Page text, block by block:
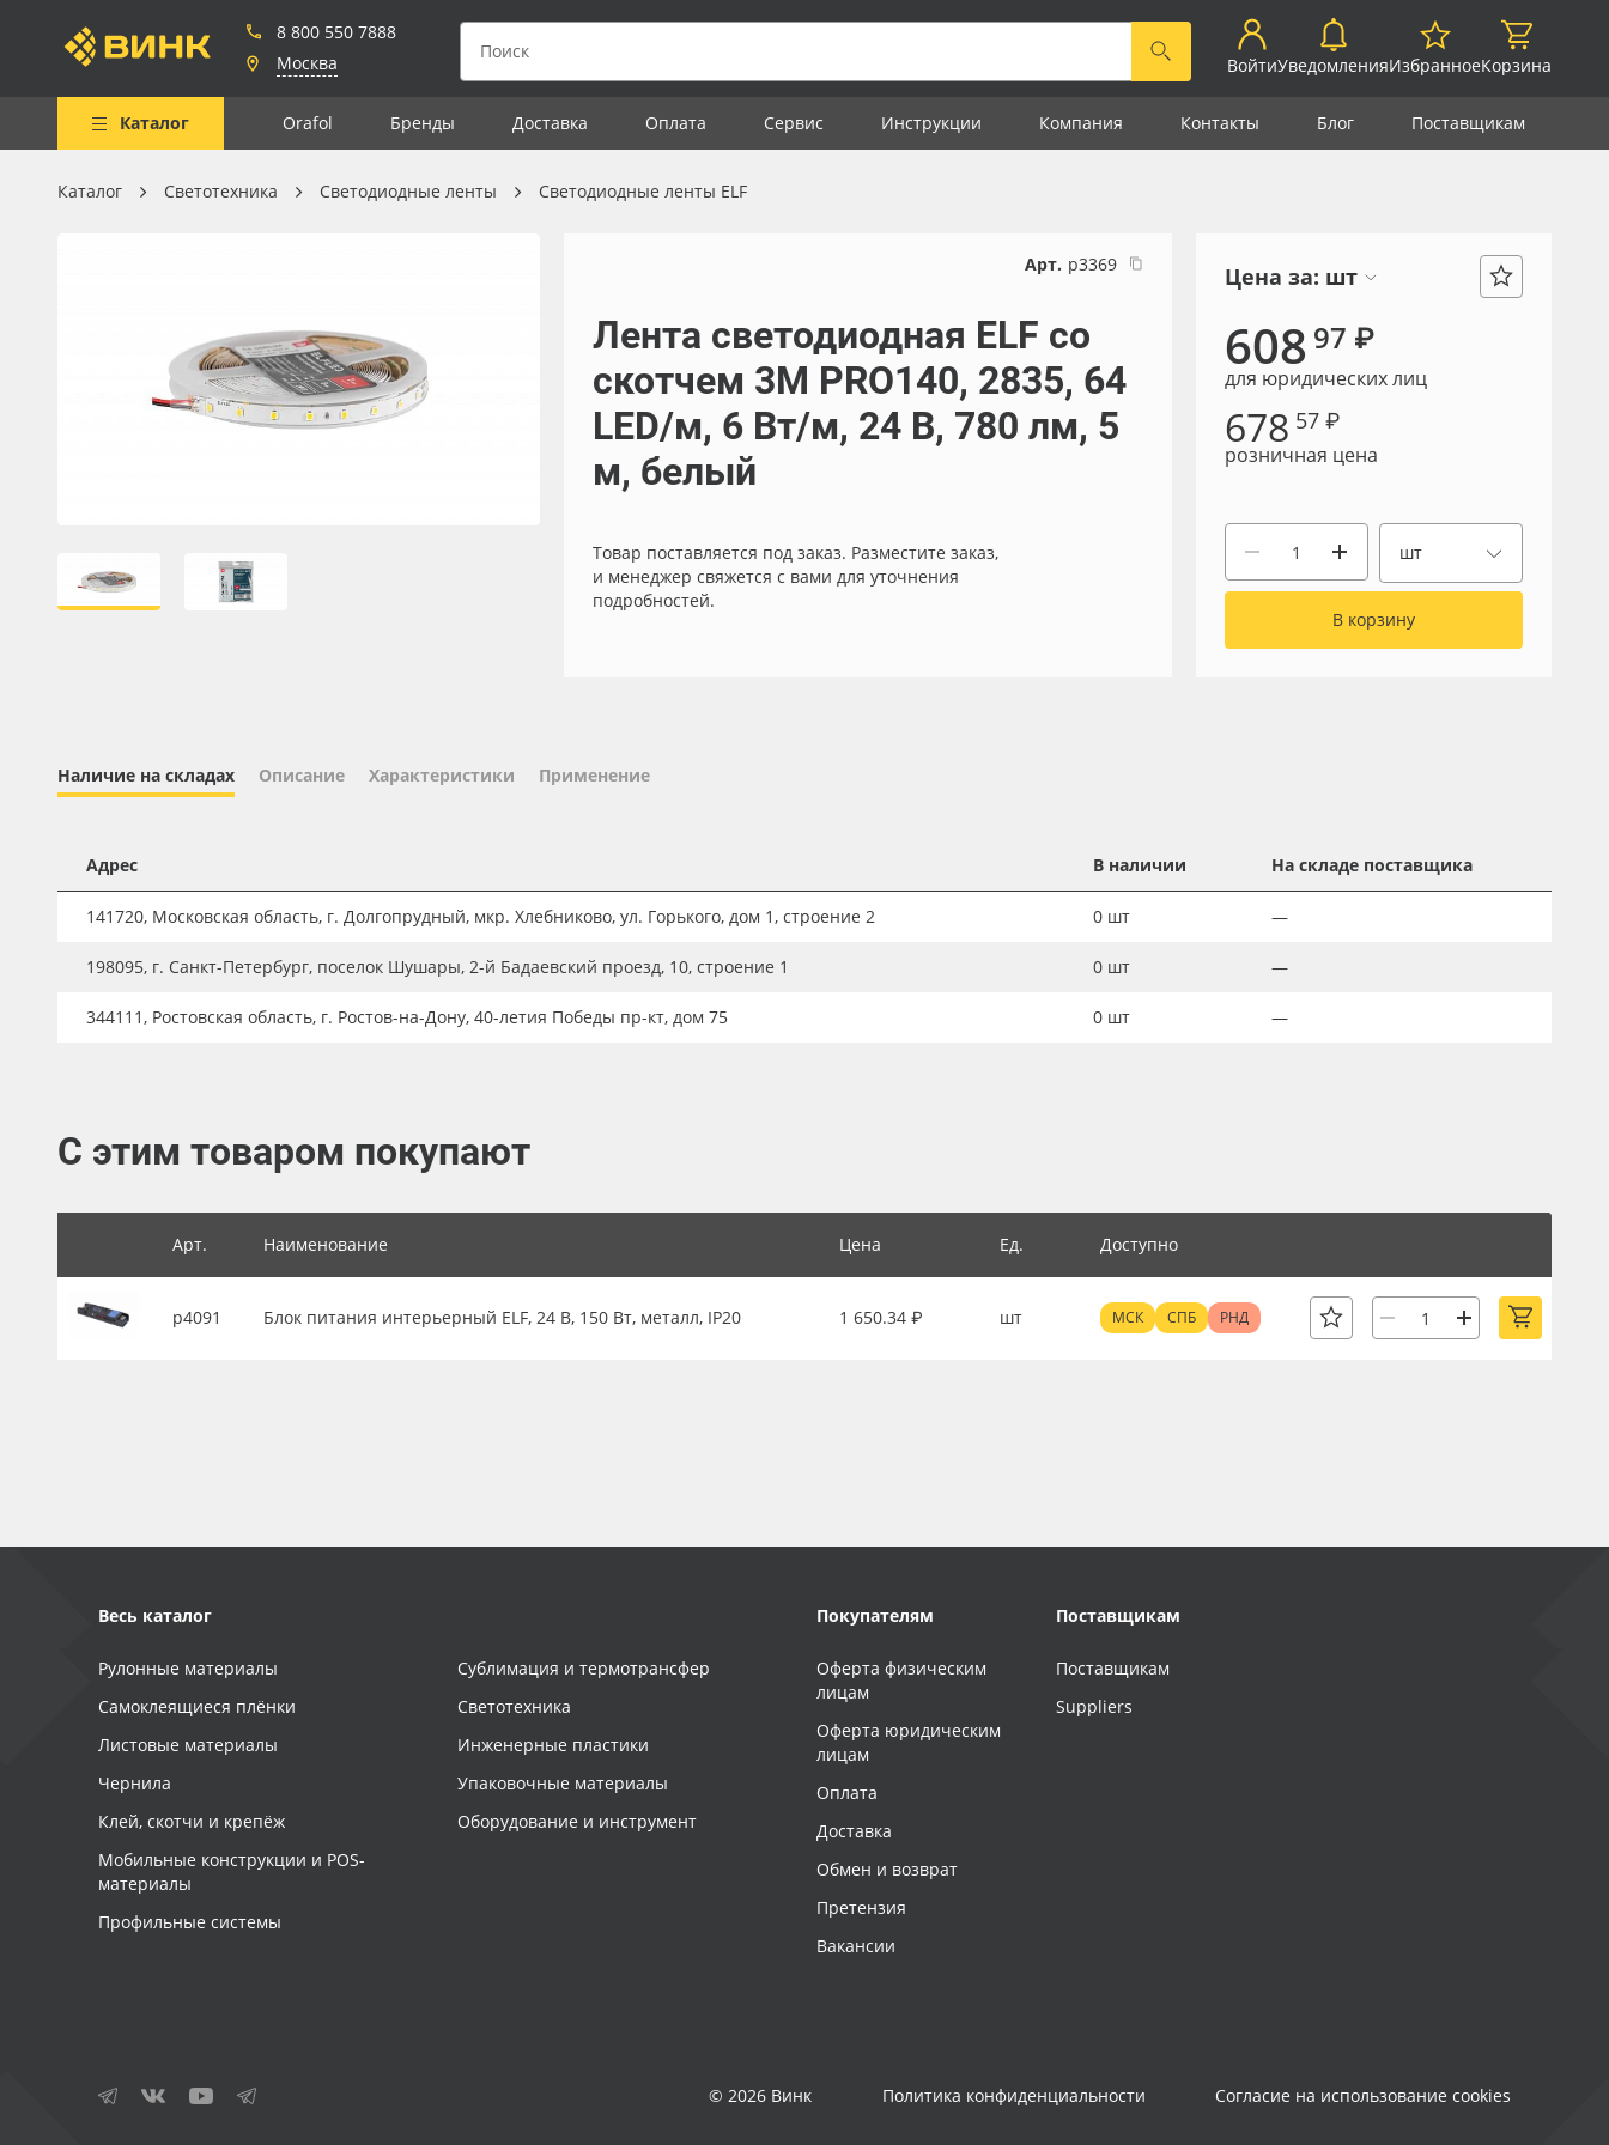
8 800 550 7888
Москва
ВойтиУведомленияИзбранноеКорзина
Каталог Orafol Бренды Доставка Оплата Сервис Инструкции Компания Контакты Блог Поставщикам
Весь каталог
Листовые материалы
Чернила
Клей, скотчи и крепёж
Сублимация и термотрансфер
Новинки ассортимента
Плёнка монтажная Oratape
ПЭТ листовой
ПЭТ бэклит
Заготовки для сувениров
Каталог Светотехника Светодиодные ленты Светодиодные ленты ELF
Арт. р3369
Лента светодиодная ELF со
скотчем 3М PRO140, 2835, 64
LED/м, 6 Вт/м, 24 В, 780 лм, 5
м, белый
Товар поставляется под заказ. Разместите заказ,
и менеджер свяжется с вами для уточнения
подробностей.
Цена за: шт
608 97 ₽
для юридических лиц
678 57 ₽
розничная цена
шт
В корзину
Наличие на складах Описание Характеристики Применение
Адрес В наличии На складе поставщика
141720, Московская область, г. Долгопрудный, мкр. Хлебниково, ул. Горького, дом 1, строение 2 0 шт —
198095, г. Санкт-Петербург, поселок Шушары, 2-й Бадаевский проезд, 10, строение 1 0 шт —
344111, Ростовская область, г. Ростов-на-Дону, 40-летия Победы пр-кт, дом 75 0 шт —
С этим товаром покупают
Арт. Наименование Цена Ед. Доступно
р4091 Блок питания интерьерный ELF, 24 В, 150 Вт, металл, IP20 1 650.34 ₽ шт МСК СПБ РНД
Весь каталог
Рулонные материалы
Самоклеящиеся плёнки
Листовые материалы
Чернила
Клей, скотчи и крепёж
Мобильные конструкции и POS-
материалы
Профильные системы
Сублимация и термотрансфер
Светотехника
Инженерные пластики
Упаковочные материалы
Оборудование и инструмент
Покупателям
Оферта физическим
лицам
Оферта юридическим
лицам
Оплата
Доставка
Обмен и возврат
Претензия
Вакансии
Поставщикам
Поставщикам
Suppliers
© 2026 Винк Политика конфиденциальности Согласие на использование cookies